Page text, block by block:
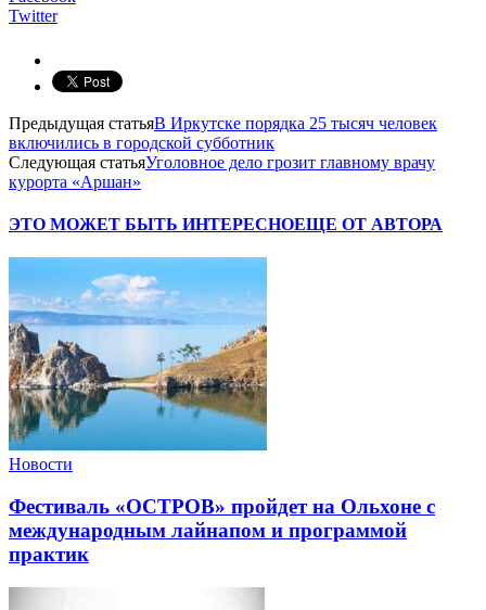
Twitter
Предыдущая статьяВ Иркутске порядка 25 тысяч человек
включились в городской субботник
Следующая статьяУголовное дело грозит главному врачу
курорта «Аршан»
ЭТО МОЖЕТ БЫТЬ ИНТЕРЕСНОЕЩЕ ОТ АВТОРА
Новости
Фестиваль «ОСТРОВ» пройдет на Ольхоне с
международным лайнапом и программой
практик